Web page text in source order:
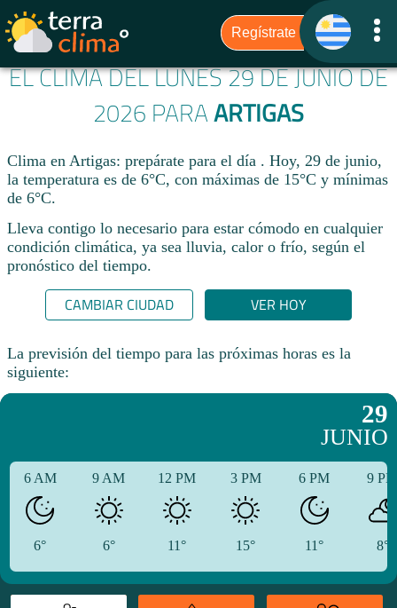
EL CLIMA DEL LUNES 29 DE JUNIO DE
2026 PARAARTIGAS
Clima en Artigas: prepárate para el día . Hoy, 29 de junio,
la temperatura es de 6°C, con máximas de 15°C y mínimas
de 6°C.
Lleva contigo lo necesario para estar cómodo en cualquier
condición climática, ya sea lluvia, calor o frío, según el
pronóstico del tiempo.
CAMBIAR CIUDAD VER HOY
La previsión del tiempo para las próximas horas es la
siguiente:
29
JUNIO
6 AM
6°
9 AM
6°
12 PM
11°
3 PM
15°
6 PM
11°
9
8°